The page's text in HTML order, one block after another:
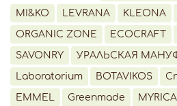
MI&KO LEVRANA KLEONA
ORGANIC ZONE ECOCRAFT
SAVONRY УРАЛЬСКАЯ
Laboratorium BOTAVIKOS
EMMEL Greenmade MYRICA